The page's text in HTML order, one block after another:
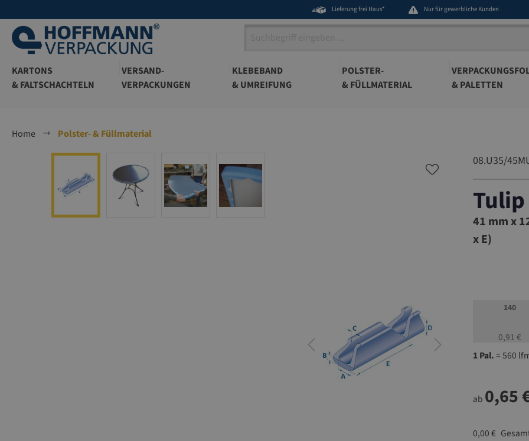
Lieferung frei Haus* Nur für gewerbliche Kunden
KARTONS
& FALTSCHACHTELN
VERSAND-
VERPACKUNGEN
KLEBEBAND
& UMREIFUNG
POLSTER-
& FÜLLMATERIAL
& PALETTEN
Home
Polster- & Füllmaterial
Bildergalerie überspringen
08.U35/
08.U35/
41 mm x
x E)
140
0,91 €
1 Pal.= 560
ab 0,65
0,00 €